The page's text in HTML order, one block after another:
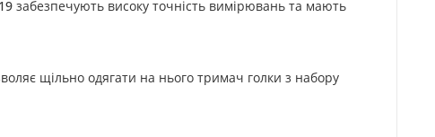
забезпечують високу точність вимірювань та мають
щільно одягати на нього тримач голки з набору